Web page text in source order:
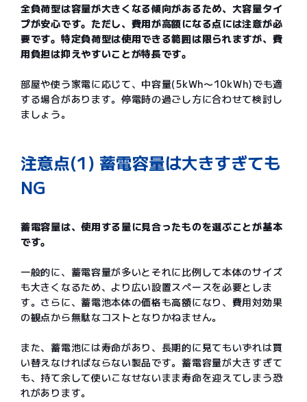
全負荷型は容量が大きくなる傾向があるため、大容量タイ
プが安心です。ただし、費用が高額になる点には注意が必
要です。特定負荷型は使用できる範囲は限られますが、費
用負担は抑えやすいことが特長です。
部屋や使う家電に応じて、中容量(5kWh〜10kWh)でも適
する場合があります。停電時の過ごし方に合わせて検討し
ましょう。
注意点(1) 蓄電容量は大きすぎても
NG
蓄電容量は、使用する量に見合ったものを選ぶことが基本
です。
一般的に、蓄電容量が多いとそれに比例して本体のサイズ
も大きくなるため、より広い設置スペースを必要としま
す。さらに、蓄電池本体の価格も高額になり、費用対効果
の観点から無駄なコストとなりかねません。
また、蓄電池には寿命があり、長期的に見てもいずれは買
い替えなければならない製品です。蓄電容量が大きすぎて
も、持て余して使いこなせないまま寿命を迎えてしまう恐
れがあります。